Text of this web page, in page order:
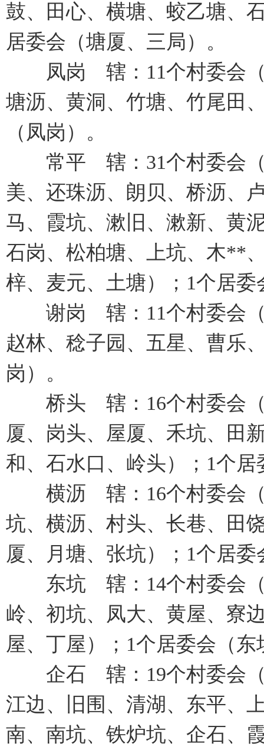
鼓、田心、横塘、蛟乙塘、
居委会（塘厦、三局）。
凤岗 辖：11个村委会（
塘沥、黄洞、竹塘、竹尾田
（凤岗）。
常平 辖：31个村委会（
美、还珠沥、朗贝、桥沥、
马、霞坑、漱旧、漱新、黄
石岗、松柏塘、上坑、木**
梓、麦元、土塘）；1个居委
谢岗 辖：11个村委会（
赵林、稔子园、五星、曹乐
岗）。
桥头 辖：16个村委会（
厦、岗头、屋厦、禾坑、田
和、石水口、岭头）；1个
横沥 辖：16个村委会（
坑、横沥、村头、长巷、田
厦、月塘、张坑）；1个居
东坑 辖：14个村委会（
岭、初坑、凤大、黄屋、寮
屋、丁屋）；1个居委会（东
企石 辖：19个村委会（
江边、旧围、清湖、东平、
南、南坑、铁炉坑、企石、